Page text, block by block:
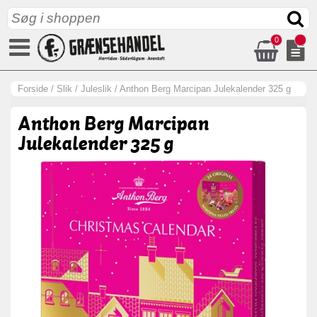
0
Forside / Slik / Juleslik / Anthon Berg Marcipan Julekalender 325 g
Anthon Berg Marcipan
Julekalender 325 g